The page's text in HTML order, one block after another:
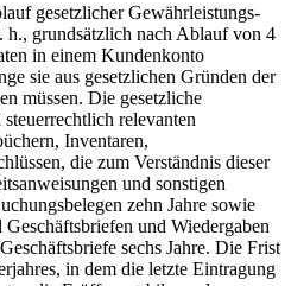
gesetzlicher Gewährleistungs-
h., grundsätzlich nach Ablauf von 4
in einem Kundenkonto
sie aus gesetzlichen Gründen der
müssen. Die gesetzliche
relevanten
Inventaren,
die zum Verständnis dieser
und sonstigen
zehn Jahre sowie
und Wiedergaben
sechs Jahre. Die Frist
in dem die letzte Eintragung